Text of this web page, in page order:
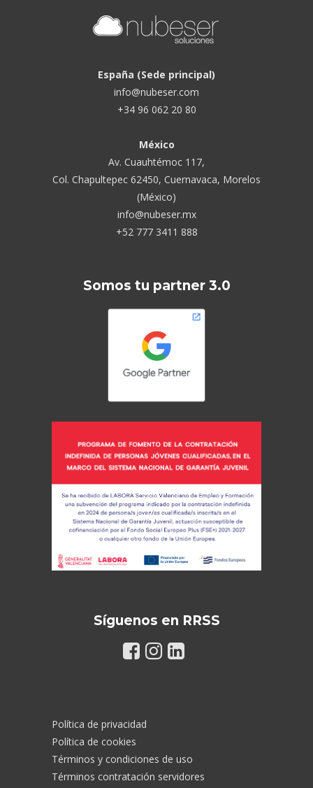
España (Sede principal)
info@nubeser.com
+34 96 062 20 80
México
Av. Cuauhtémoc 117,
Col. Chapultepec 62450, Cuernavaca, Morelos
(México)
info@nubeser.mx
+52 777 3411 888
Somos tu partner 3.0
Síguenos en RRSS
Política de privacidad
Política de cookies
Términos y condiciones de uso
Términos contratación servidores